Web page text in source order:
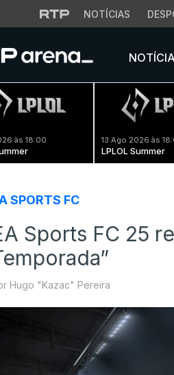
NOTÍCIAS
às 18:00 13 Ago 2026 às
LPLOL Summer
SPORTS FC
Sports FC 25
Hugo "Kazac" Pereira